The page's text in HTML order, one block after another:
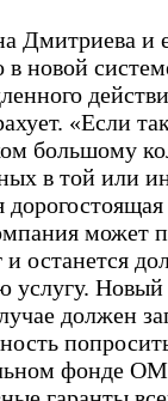
Дмитриева и
в новой
«Если
большому
в той или
может
и останется
услугу. Новый
должен
фонде